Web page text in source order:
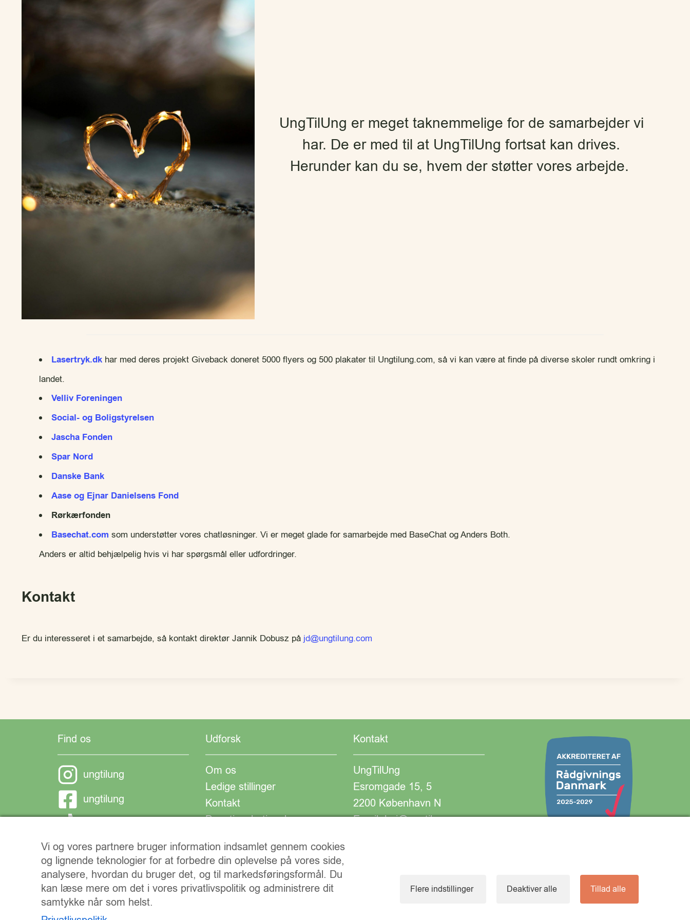
UngTilUng er meget taknemmelige for de samarbejder vi
har. De er med til at UngTilUng fortsat kan drives.
Herunder kan du se, hvem der støtter vores arbejde.
Lasertryk.dk har med deres projekt Giveback doneret 5000 flyers og 500 plakater til Ungtilung.com, så vi kan være at finde på diverse skoler rundt omkring i
landet.
Velliv Foreningen
Social- og Boligstyrelsen
Jascha Fonden
Spar Nord
Danske Bank
Aase og Ejnar Danielsens Fond
Rørkærfonden
Basechat.com som understøtter vores chatløsninger. Vi er meget glade for samarbejde med BaseChat og Anders Both.
Anders er altid behjælpelig hvis vi har spørgsmål eller udfordringer.
Kontakt
Er du interesseret i et samarbejde, så kontakt direktør Jannik Dobusz på jd@ungtilung.com
Find os
ungtilung
ungtilung
Udforsk
Om os
Ledige stillinger
Kontakt
Donationsbetingelser
Kontakt
UngTilUng
Esromgade 15, 5
2200 København N
Email: hej@ungtilung.com
Vi og vores partnere bruger information indsamlet gennem cookies
og lignende teknologier for at forbedre din oplevelse på vores side,
analysere, hvordan du bruger det, og til markedsføringsformål. Du
kan læse mere om det i vores privatlivspolitik og administrere dit
samtykke når som helst.
Flere indstillinger Deaktiver alle Tillad alle